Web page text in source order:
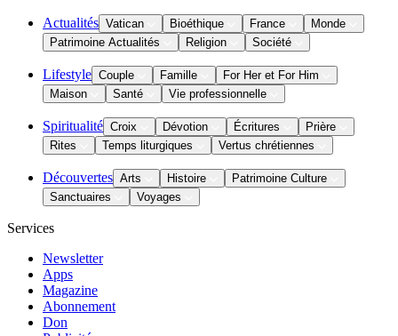
Actualités Vatican Bioéthique France
Monde
Patrimoine Actualités
Religion Société
Lifestyle Couple Famille
For Her et For Him
Maison
Santé Vie professionnelle
Spiritualité Croix Dévotion Écritures
Prière
Rites
Temps liturgiques Vertus chrétiennes
Découvertes Arts Histoire
Patrimoine Culture
Sanctuaires
Voyages
Services
Newsletter
Apps
Magazine
Abonnement
Don